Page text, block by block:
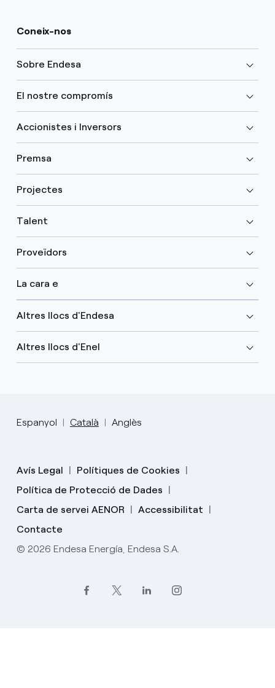
Coneix-nos
Sobre Endesa
El nostre compromís
Accionistes i Inversors
Premsa
Projectes
Talent
Proveïdors
La cara e
Altres llocs d'Endesa
Altres llocs d'Enel
Espanyol Català Anglès
Avís Legal
Polítiques de Cookies
Política de Protecció de Dades
Carta de servei AENOR
Accessibilitat
Contacte
© 2026 Endesa Energía, Endesa S.A.